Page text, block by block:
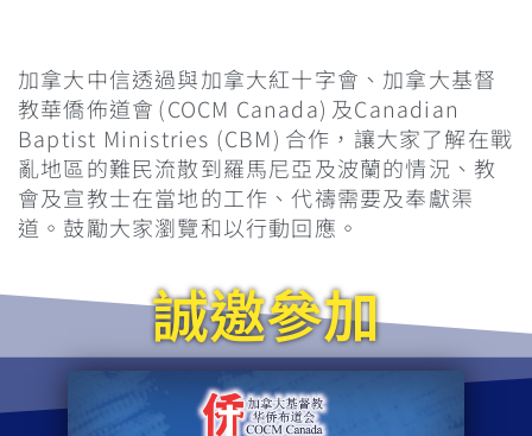
加拿大中信透過與加拿大紅十字會、加拿大基督
教華僑佈道會 (COCM Canada) 及Canadian
Baptist Ministries (CBM) 合作，讓大家了解在戰
亂地區的難民流散到羅馬尼亞及波蘭的情況、教
會及宣教士在當地的工作、代禱需要及奉獻渠
道。鼓勵大家瀏覽和以行動回應。
誠邀參加